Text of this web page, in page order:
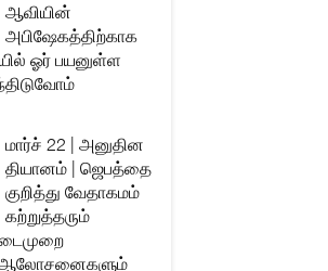
ஆவியின்
அபிஷேகத்திற்காக
ஓர் பயனுள்ள
மார்ச் 22 | அனுதின
தியானம் | ஜெபத்தை
குறித்து வேதாகமம்
கற்றுத்தரும்